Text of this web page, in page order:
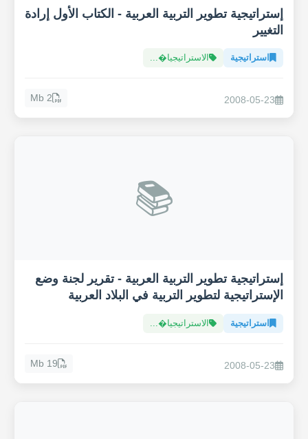
إستراتيجية تطوير التربية العربية - الكتاب الأول إرادة
التغيير
استراتيجية الاستراتيجيا�...
2008-05-23
2 Mb
📚
إستراتيجية تطوير التربية العربية - تقرير لجنة وضع
الإستراتيجية لتطوير التربية في البلاد العربية
استراتيجية الاستراتيجيا�...
2008-05-23
19 Mb